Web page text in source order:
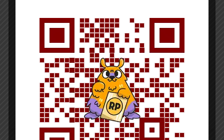
Tim Mahasiswa USU Raih Juara I
Vokal Grup Pada PEKSIMIDA 2026
Dark Mode | Moda Gelap
Oleh: Cyntia Lorena Br Tarigan USU, wacana.org –
Tim mahasiswa Universitas Sumatera Utara...
Redaksi 2 menit waktu baca